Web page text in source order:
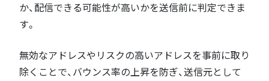
か、配信できる可能性が高いかを送信前に判定できま
す。
無効なアドレスやリスクの高いアドレスを事前に取り
除くことで、バウンス率の上昇を防ぎ、送信元として